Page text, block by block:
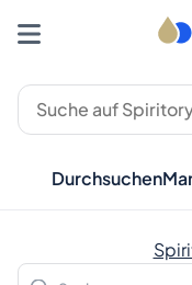
Durchsuchen